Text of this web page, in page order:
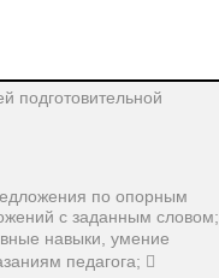
по опорным
с заданным словом;
навыки, умение
педагога; 